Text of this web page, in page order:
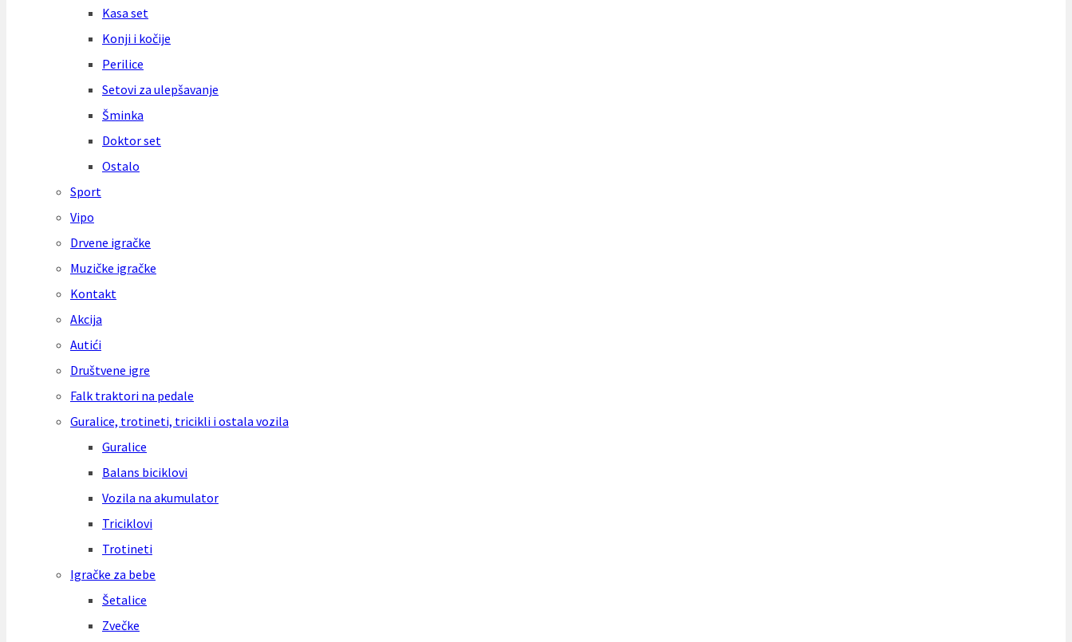
Kasa set
Konji i kočije
Perilice
Setovi za ulepšavanje
Šminka
Doktor set
Ostalo
Sport
Vipo
Drvene igračke
Muzičke igračke
Kontakt
Akcija
Autići
Društvene igre
Falk traktori na pedale
Guralice, trotineti, tricikli i ostala vozila
Guralice
Balans biciklovi
Vozila na akumulator
Triciklovi
Trotineti
Igračke za bebe
Šetalice
Zvečke